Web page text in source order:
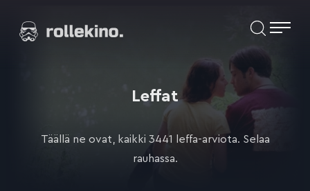
suoraan
Elokuvat ja elokuva-arviot | Rollekino.fi
Leffat
Täällä ne ovat, kaikki 3441 leffa-arviota. Selaa
rauhassa.